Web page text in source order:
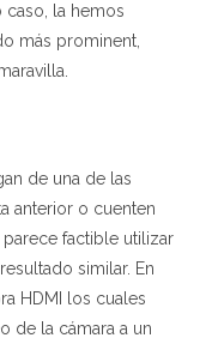
caso, la hemos
más prominent,
de una de las
anterior o cuenten
factible utilizar
similar. En
HDMI los cuales
de la cámara a un